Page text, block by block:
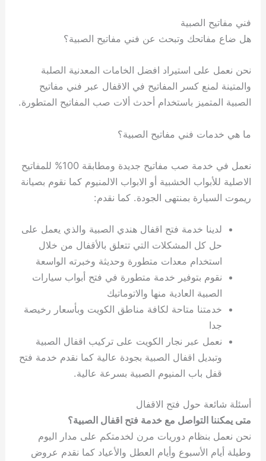
فني مفاتيح الصبية
هل ضاع مفاتحك وتبحث عن فني مفاتيح الصبية؟
نحن نعمل على استيراد افضل الخامات المعدنية الصلبة
والمتينة لمنع كسر المفاتيح في الاقفال عبر فني مفاتيح
الصبية المتميز باستخدام أحدث ألات صب المفاتيح المتطورة.
ما هي خدمات فني مفاتيح الصبية؟
نعمل في خدمة صب مفاتيح جديدة ومطابقة 100% للمفاتيح
الاصلية للأبواب الخشبية أو الابواب الالمنيوم كما نقوم بصيانة
ريموت السيارة بمنتهى الجودة. كما نقدم:
لدينا خدمة فتح اقفال هندي الصبية والذي يعمل على
حل كل المشكلات التي تتعلق بالأقفال من خلال
استخدام معدات متطورة وحديثة وخبرته الواسعة
نقوم بتوفير خدمة متطورة في فتح أبواب سيارات
الصبية العادية منها والاتوماتيك
خدمتنا متاحة لكافة مناطق الكويت وبأسعار رخيصة
جدا
نعمل عبر نجار الكويت على تركيب اقفال الصبية
وتبديل اقفال الصبية بجودة عالية كما نقدم خدمة فتح
قفل باب المنيوم الصبية بسرعة عالية.
أسئلة شائعة حول فتح الاقفال
متى يمكننا التواصل مع خدمة فتح اقفال الصبية؟
نحن نعمل بنظام دوريات مرن لخدمتكم على مدار اليوم
وطيلة أيام الأسبوع وأيام العطل والأعياد كما نقدم عروض